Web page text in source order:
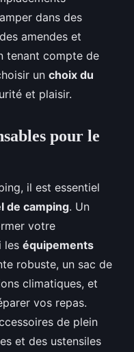
dans des
amendes et
tenant compte de
un choix du
et plaisir.
pour le
il est essentiel
de camping. Un
votre
les équipements
robuste, un sac de
climatiques, et
vos repas.
de plein
et des ustensiles